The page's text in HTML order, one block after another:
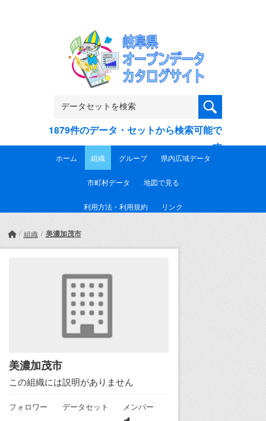
1879件のデータ・セットから検索可能で
す
ホーム 組織 グループ 県内広域データ
市町村データ 地図で見る
利用方法・利用規約 リンク
組織 美濃加茂市
美濃加茂市
この組織には説明がありません
フォロワー データセット メンバー